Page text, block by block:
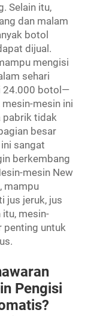
Selain itu,
dan malam
botol
dijual.
mengisi
sehari
24.000 botol—
mesin-mesin ini
pabrik tidak
besar
sangat
berkembang
mesin New
mampu
jus jeruk, jus
itu, mesin-
penting untuk
Pengisi